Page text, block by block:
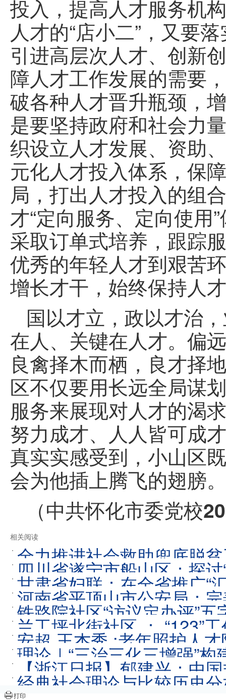
投入，提高人才服务机
人才的“店小二”，又要
引进高层次人才、创新
障人才工作发展的需要
破各种人才晋升瓶颈，
是要坚持政府和社会力
织设立人才发展、资助
元化人才投入体系，保
局，打出人才投入的组
才“定向服务、定向使用
采取订单式培养，跟踪
优秀的年轻人才到艰苦
增长才干，始终保持人
国以才立，政以才治
在人、关键在人才。偏
良禽择木而栖，良才择
区不仅要用长远全局谋
服务来展现对人才的渴
努力成才、人人皆可成
真实实感受到，小山区
会为他插上腾飞的翅膀。
（中共怀化市委党校
相关阅读
全力推进社会救助兜底脱
四川省遂宁市船山区：探
作 2022-11-07
甘肃省妇联：在全省推广“
河南省平顶山市公安局：
铁路院社区“访议定办评”
兰工坪北街社区 ： “123”
安超 王杰秀 :老年照护人
理论｜“三治三化三增强”
【浙江日报】郁建兴：中
经典社会理论与比较历史
打印